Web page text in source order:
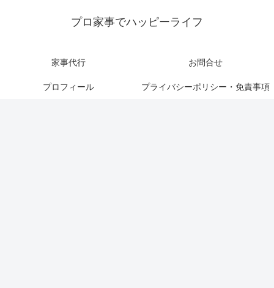
プロ家事でハッピーライフ
家事代行 お問合せ
プロフィール プライバシーポリシー・免責事項